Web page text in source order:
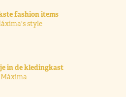
fashion items
style
in de kledingkast